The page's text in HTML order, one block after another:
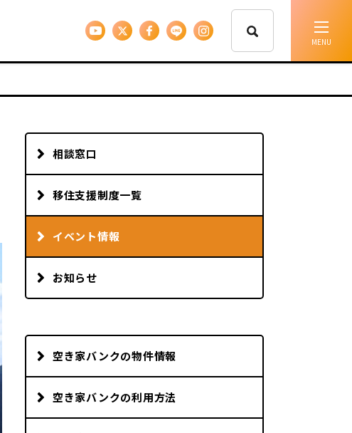
移住支援
移住者インタビュー
動画
相談窓口
移住支援制度一覧
イベント情報
お知らせ
空き家バンクの物件情報
空き家バンクの利用方法